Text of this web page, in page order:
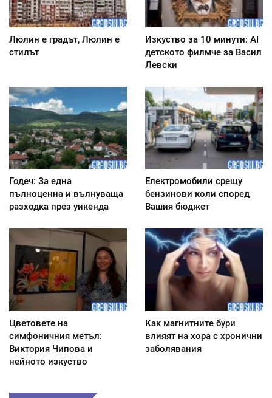
Люлин е градът, Люлин е
стилът
Изкуство за 10 минути: AI
детското филмче за Васил
Левски
Годеч: За една
пълноценна и вълнуваща
разходка през уикенда
Електромобили срещу
бензинови коли според
Вашия бюджет
Цветовете на
симфоничния метъл:
Виктория Чипова и
нейното изкуство
Как магнитните бури
влияят на хора с хронични
заболявания